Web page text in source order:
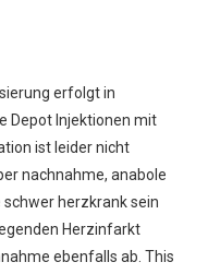
erfolgt in
Depot Injektionen mit
ist leider nicht
nachnahme, anabole
herzkrank sein
Herzinfarkt
ebenfalls ab. This